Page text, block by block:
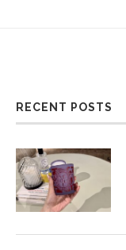
RECENT POSTS